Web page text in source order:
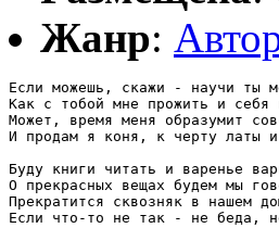
Жанр:
Если можешь, скажи - научи ты
Как с тобой мне прожить и себя
Может, время меня образумит
И продам я коня, к черту латы
Буду книги читать и варенье
О прекрасных вещах будем мы
Прекратится сквозняк в нашем
Если что-то не так - не беда,